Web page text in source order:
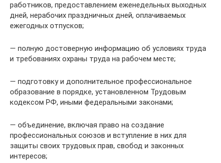
работников, предоставлением еженедельных выходных
дней, нерабочих праздничных дней, оплачиваемых
ежегодных отпусков;
— полную достоверную информацию об условиях труда
и требованиях охраны труда на рабочем месте;
— подготовку и дополнительное профессиональное
образование в порядке, установленном Трудовым
кодексом РФ, иными федеральными законами;
— объединение, включая право на создание
профессиональных союзов и вступление в них для
защиты своих трудовых прав, свобод и законных
интересов;